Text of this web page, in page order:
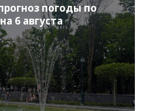
погоды по
6 августа